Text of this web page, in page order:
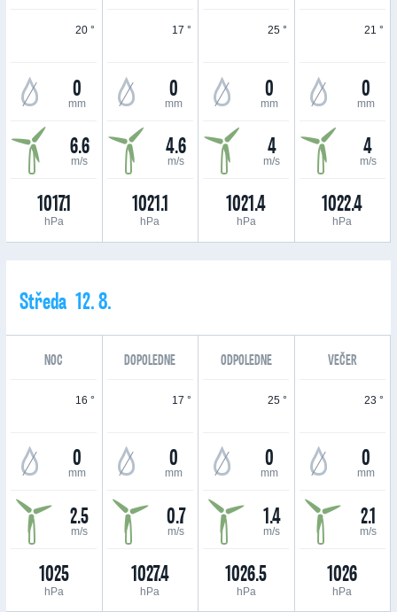
20 °
0
mm
6.6
m/s
1017.1
hPa
17 °
0
mm
4.6
m/s
1021.1
hPa
25 °
0
mm
4
m/s
1021.4
hPa
21 °
0
mm
4
m/s
1022.4
hPa
Středa 12. 8.
NOC DOPOLEDNE ODPOLEDNE VEČER
16 °
0
mm
2.5
m/s
1025
hPa
17 °
0
mm
0.7
m/s
1027.4
hPa
25 °
0
mm
1.4
m/s
1026.5
hPa
23 °
0
mm
2.1
m/s
1026
hPa